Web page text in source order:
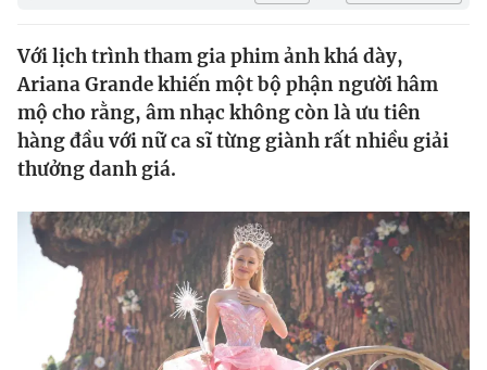
Y tế
Thế giới
Tin tức
Câu chuyện quốc tế
Kinh tế
Tài chính
Thị trường
Góc doanh nghiệp
Dữ liệu và đời sống
Truyền hình
Phim VTV
Giải trí
Với lịch trình tham gia phim ảnh khá dày,
Ariana Grande khiến một bộ phận người hâm
mộ cho rằng, âm nhạc không còn là ưu tiên
hàng đầu với nữ ca sĩ từng giành rất nhiều giải
thưởng danh giá.